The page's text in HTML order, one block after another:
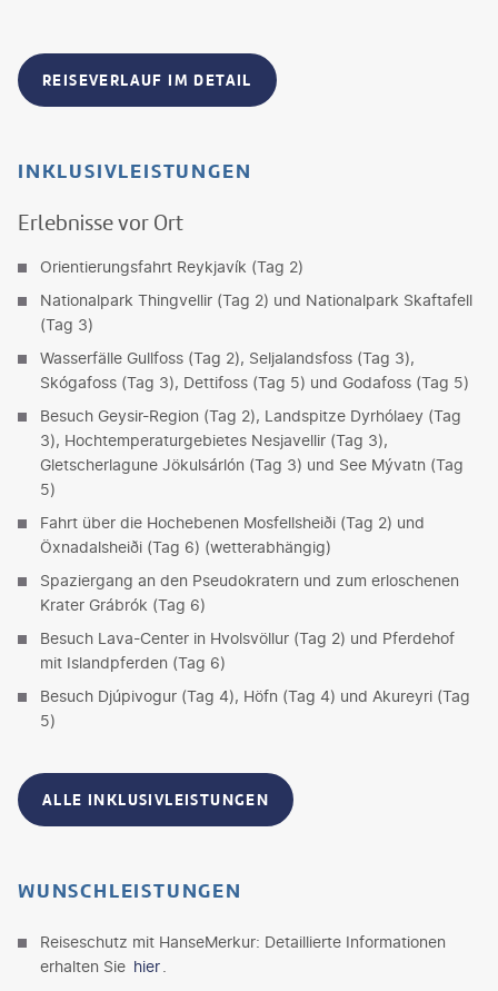
REISEVERLAUF IM DETAIL
INKLUSIVLEISTUNGEN
Erlebnisse vor Ort
Orientierungsfahrt Reykjavík (Tag 2)
Nationalpark Thingvellir (Tag 2) und Nationalpark Skaftafell
(Tag 3)
Wasserfälle Gullfoss (Tag 2), Seljalandsfoss (Tag 3),
Skógafoss (Tag 3), Dettifoss (Tag 5) und Godafoss (Tag 5)
Besuch Geysir-Region (Tag 2), Landspitze Dyrhólaey (Tag
3), Hochtemperaturgebietes Nesjavellir (Tag 3),
Gletscherlagune Jökulsárlón (Tag 3) und See Mývatn (Tag
5)
Fahrt über die Hochebenen Mosfellsheiði (Tag 2) und
Öxnadalsheiði (Tag 6) (wetterabhängig)
Spaziergang an den Pseudokratern und zum erloschenen
Krater Grábrók (Tag 6)
Besuch Lava-Center in Hvolsvöllur (Tag 2) und Pferdehof
mit Islandpferden (Tag 6)
Besuch Djúpivogur (Tag 4), Höfn (Tag 4) und Akureyri (Tag
5)
ALLE INKLUSIVLEISTUNGEN
WUNSCHLEISTUNGEN
Reiseschutz mit HanseMerkur: Detaillierte Informationen
erhalten Sie hier